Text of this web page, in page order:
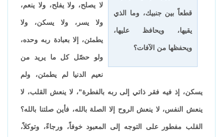
قطعاً بين جنبيك، وما الذي
يقيها، ويحافظ عليها،
ويحفظها من الآفات؟
لا يصلح، ولا يفلح، ولا ينعم،
ولا يسر، ولا يسكن، ولا
يطمئن، إلا بعبادة ربه وحده،
ولو حصّل كل ما يريد من
نعيم الدنيا لم يطمئن، ولم
يسكن، إذ فيه فقر ذاتي إلى ربه بالفطرة"، لا ينعش القلب، لا
ينعش النفس، لا ينعش الروح إلا الصلة بالله، فأين صلتنا بالله؟
القلب مفطور على التوجه إلى المعبود خوفاً، ورجاءً، وتوكلاً،